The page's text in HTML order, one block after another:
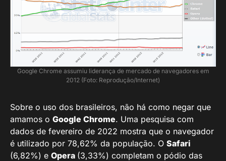
Google Chrome assumiu liderança de mercado de navegadores em
2012 (Foto: Reprodução/Internet)
Sobre o uso dos brasileiros, não há como negar que
amamos o Google Chrome. Uma pesquisa com
dados de fevereiro de 2022 mostra que o navegador
é utilizado por 78,62% da população. O Safari
(6,82%) e Opera (3,33%) completam o pódio das